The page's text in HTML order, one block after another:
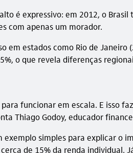
é expressivo: em 2012, o
com apenas um morador.
em estados como Rio de Janeiro
o que revela diferenças
funcionar em escala. E isso
Thiago Godoy, educador
exemplo simples para explicar o
de 15% da renda individual.